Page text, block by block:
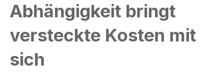
Abhängigkeit bringt
versteckte Kosten mit
sich